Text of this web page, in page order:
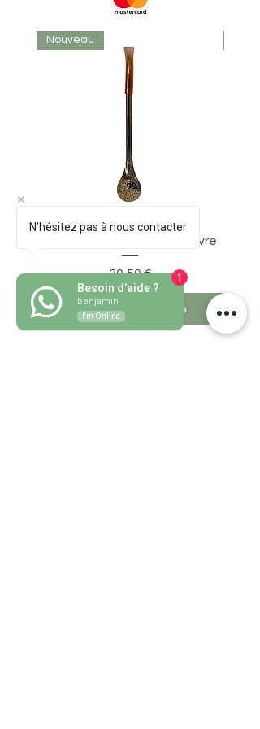
Nouveau
Bombillon Pico de Loro Cuivre
Prezzo
30,50 €
Aggiungi al carrello
N’hésitez pas à nous contacter
Besoin d'aide ?
benjamin
I'm Online
1